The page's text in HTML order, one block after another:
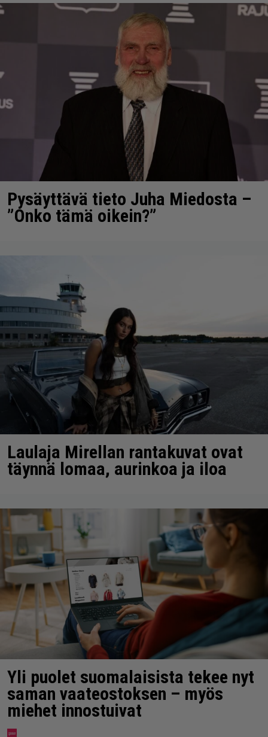
Pysäyttävä tieto Juha Miedosta –
”Onko tämä oikein?”
Laulaja Mirellan rantakuvat ovat
täynnä lomaa, aurinkoa ja iloa
Yli puolet suomalaisista tekee nyt
saman vaateostoksen – myös
miehet innostuivat